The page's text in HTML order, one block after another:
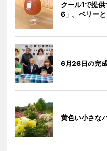
クール1で提
6」。ベリー
6月26日の完
黄色い小さな